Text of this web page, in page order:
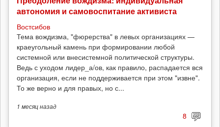
автономия и самовоспитание активиста
Востсибов
Тема вождизма, "фюрерства" в левых организациях —
краеугольный камень при формировании любой
системной или внесистемной политической структуры.
Ведь с уходом лидер_а/ов, как правило, распадается вся
организация, если не поддерживается при этом "извне".
То же верно и для правых, но с...
1 месяцназад
8